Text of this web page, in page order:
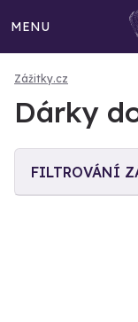
MENU
Zážitky.cz
Dárky
FILTROVÁNÍ